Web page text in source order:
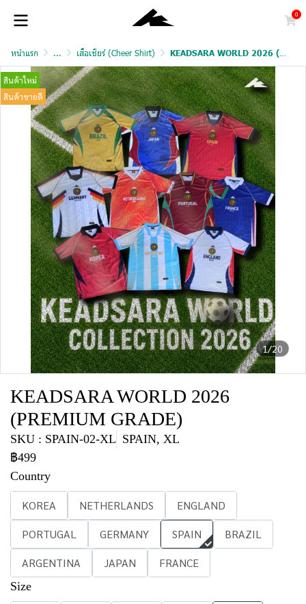
0
หน้าแรก ... เสื้อเชียร์ (Cheer Shirt) KEADSARA WORLD 2026 (PREMIUM GRADE)
1/20
สินค้าใหม่
สินค้าขายดี
KEADSARA WORLD 2026
(PREMIUM GRADE)
SKU : SPAIN-02-XL SPAIN, XL
฿499
Country
KOREA NETHERLANDS
ENGLAND
PORTUGAL
GERMANY SPAIN
BRAZIL
ARGENTINA
JAPAN FRANCE
Size